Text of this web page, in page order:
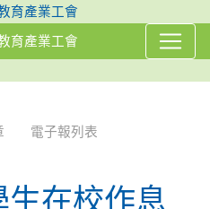
育產業工會
電子報列表
在校作息